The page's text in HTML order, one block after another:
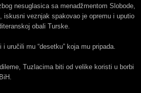
nesuglasica sa menadžmentom Slobode,
iskusni veznjak spakovao je opremu i uputio
obali Turske.
uručili mu “desetku” koja mu pripada.
Tuzlacima biti od velike koristi u borbi